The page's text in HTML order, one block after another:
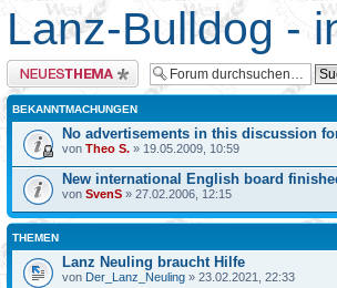
Lanz-Bulldog -
Neues Thema erstellen
BEKANNTMACHUNGEN
No advertisements in this discussion
von Theo S. » 19.05.2009, 10:59
New international English board
von SvenS » 27.02.2006, 12:15
THEMEN
Lanz Neuling braucht Hilfe
von Der_Lanz_Neuling » 23.02.2021, 22:33